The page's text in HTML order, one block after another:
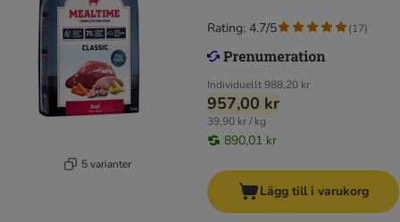
5 varianter
Individuellt988,20 kr
957,00 kr
39,90 kr / kg
890,01 kr
Rating: 4.7/5 (17)
Lägg till i varukorg